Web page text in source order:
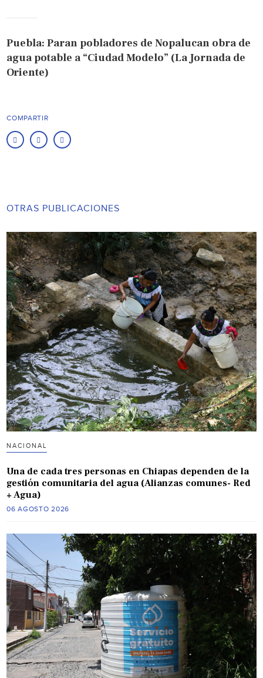
Puebla: Paran pobladores de Nopalucan obra de
agua potable a “Ciudad Modelo” (La Jornada de
Oriente)
COMPARTIR
OTRAS PUBLICACIONES
NACIONAL
Una de cada tres personas en Chiapas dependen de la
gestión comunitaria del agua (Alianzas comunes- Red
+ Agua)
06 AGOSTO 2026